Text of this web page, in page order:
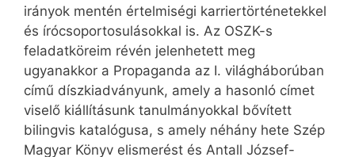
irányok mentén értelmiségi karriertörténetekkel
és írócsoportosulásokkal is. Az OSZK-s
feladatköreim révén jelenhetett meg
ugyanakkor a Propaganda az I. világháborúban
című díszkiadványunk, amely a hasonló címet
viselő kiállításunk tanulmányokkal bővített
bilingvis katalógusa, s amely néhány hete Szép
Magyar Könyv elismerést és Antall József-